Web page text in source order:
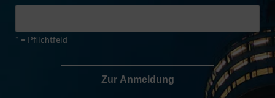
* = Pflichtfeld
Zur Anmeldung